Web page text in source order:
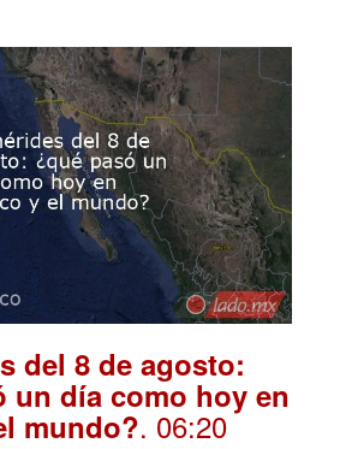
del 8 de agosto:
un día como hoy en
mundo?. 06:20